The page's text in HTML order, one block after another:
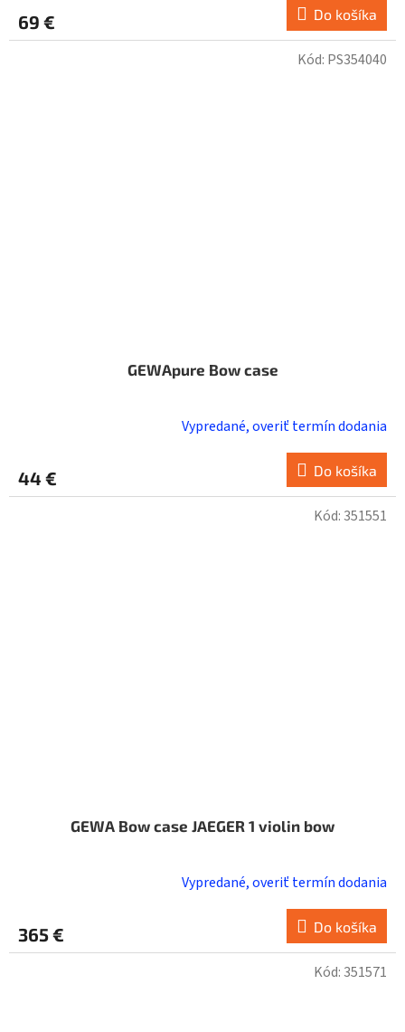
69 € Do košíka
GEWApure Bow case
Vypredané, overiť termín dodania
44 € Do košíka
Kód: PS354040
GEWA Bow case JAEGER 1 violin bow
Vypredané, overiť termín dodania
365 € Do košíka
Kód: 351551
Kód: 351571